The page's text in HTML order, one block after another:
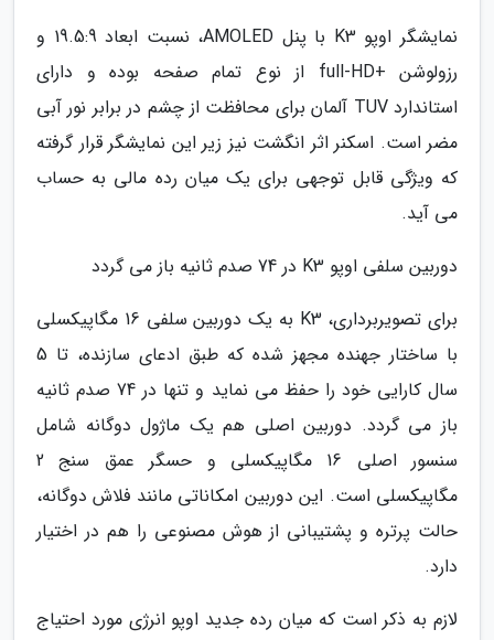
نمایشگر اوپو K3 با پنل AMOLED، نسبت ابعاد 19.5:9 و
رزولوشن +full-HD از نوع تمام صفحه بوده و دارای
استاندارد TUV آلمان برای محافظت از چشم در برابر نور آبی
مضر است. اسکنر اثر انگشت نیز زیر این نمایشگر قرار گرفته
که ویژگی قابل توجهی برای یک میان رده مالی به حساب
می آید.
دوربین سلفی اوپو K3 در 74 صدم ثانیه باز می گردد
برای تصویربرداری، K3 به یک دوربین سلفی 16 مگاپیکسلی
با ساختار جهنده مجهز شده که طبق ادعای سازنده، تا 5
سال کارایی خود را حفظ می نماید و تنها در 74 صدم ثانیه
باز می گردد. دوربین اصلی هم یک ماژول دوگانه شامل
سنسور اصلی 16 مگاپیکسلی و حسگر عمق سنج 2
مگاپیکسلی است. این دوربین امکاناتی مانند فلاش دوگانه،
حالت پرتره و پشتیبانی از هوش مصنوعی را هم در اختیار
دارد.
لازم به ذکر است که میان رده جدید اوپو انرژی مورد احتیاج